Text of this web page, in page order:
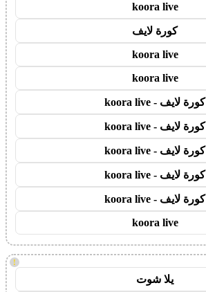
koora live
كورة لايف
koora live
koora live
كورة لايف - koora live
كورة لايف - koora live
كورة لايف - koora live
كورة لايف - koora live
كورة لايف - koora live
koora live
!
يلا شوت